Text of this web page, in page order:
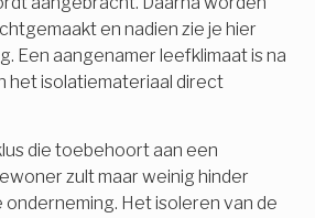
en nadien zie je hier
Een aangenamer leefklimaat is na
het isolatiemateriaal direct
die toebehoort aan een
zult maar weinig hinder
Het isoleren van de